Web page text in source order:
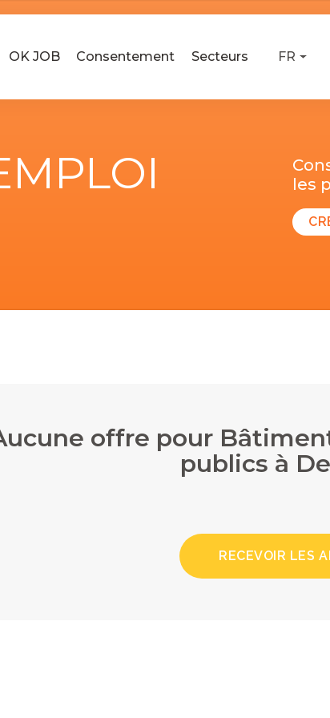
OK JOB Consentement Secteurs FR
les
offre pour
publics à
RECEVOIR LES